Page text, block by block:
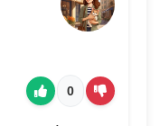
0